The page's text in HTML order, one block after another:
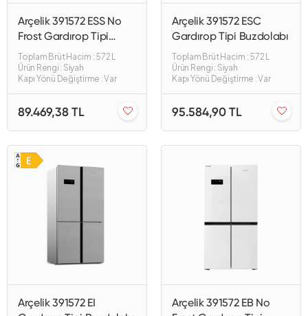
Arçelik 391572 ESS No
Frost Gardırop Tipi
Buzdolabı
Toplam Brüt Hacim : 572 L
Ürün Rengi : Siyah
Kapı Yönü Değiştirme : Var
89.469,38 TL
Arçelik 391572 ESC
Gardırop Tipi Buzdolabı
Toplam Brüt Hacim : 572 L
Ürün Rengi : Siyah
Kapı Yönü Değiştirme : Var
95.584,90 TL
Arçelik 391572 EI
Arçelik 391572 EB No